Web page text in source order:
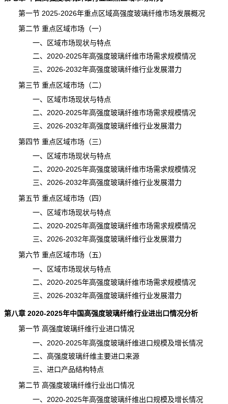
第一节 2025-2026年重点区域高强度玻璃纤维市场发展概况
第二节 重点区域市场（一）
一、区域市场现状与特点
二、2020-2025年高强度玻璃纤维市场需求规模情况
三、2026-2032年高强度玻璃纤维行业发展潜力
第三节 重点区域市场（二）
一、区域市场现状与特点
二、2020-2025年高强度玻璃纤维市场需求规模情况
三、2026-2032年高强度玻璃纤维行业发展潜力
第四节 重点区域市场（三）
一、区域市场现状与特点
二、2020-2025年高强度玻璃纤维市场需求规模情况
三、2026-2032年高强度玻璃纤维行业发展潜力
第五节 重点区域市场（四）
一、区域市场现状与特点
二、2020-2025年高强度玻璃纤维市场需求规模情况
三、2026-2032年高强度玻璃纤维行业发展潜力
第六节 重点区域市场（五）
一、区域市场现状与特点
二、2020-2025年高强度玻璃纤维市场需求规模情况
三、2026-2032年高强度玻璃纤维行业发展潜力
第八章 2020-2025年中国高强度玻璃纤维行业进出口情况分析
第一节 高强度玻璃纤维行业进口情况
一、2020-2025年高强度玻璃纤维进口规模及增长情况
二、高强度玻璃纤维主要进口来源
三、进口产品结构特点
第二节 高强度玻璃纤维行业出口情况
一、2020-2025年高强度玻璃纤维出口规模及增长情况